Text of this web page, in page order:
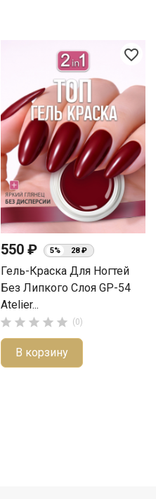
favorite_border
550 ₽ 5% 28 ₽
Гель-Краска Для Ногтей
Без Липкого Слоя GP-54
Atelier...
     (0)
В корзину